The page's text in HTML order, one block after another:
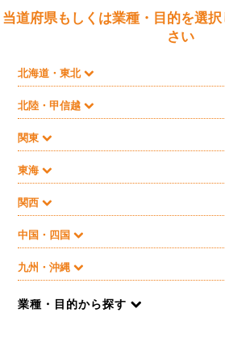
当道府県もしくは業種・目的を選
さい
北海道・東北
北陸・甲信越
関東
東海
関西
中国・四国
九州・沖縄
業種・目的から探す